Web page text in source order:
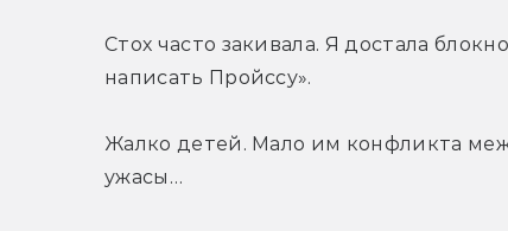
Стох часто закивала. Я достала
написать Пройссу».
Жалко детей. Мало им конфликта
ужасы…